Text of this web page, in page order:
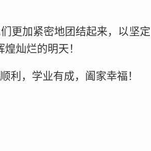
更加紧密地团结起来，以坚
灿烂的明天！
利，学业有成，阖家幸福！